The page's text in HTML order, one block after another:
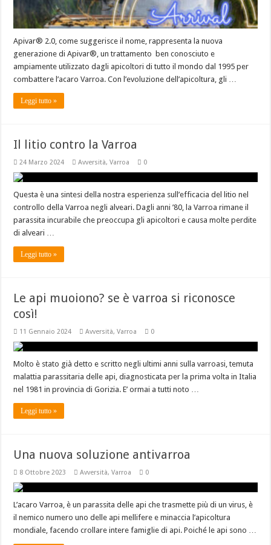
Apivar® 2.0, come suggerisce il nome, rappresenta la nuova
generazione di Apivar®, un trattamento ben conosciuto e
ampiamente utilizzato dagli apicoltori di tutto il mondo dal 1995 per
combattere l’acaro Varroa. Con l’evoluzione dell’apicoltura, gli …
Leggi tutto »
Il litio contro la Varroa
24 Marzo 2024 Avversità,Varroa 0
Questa è una sintesi della nostra esperienza sull’efficacia del litio nel
controllo della Varroa negli alveari. Dagli anni ’80, la Varroa rimane il
parassita incurabile che preoccupa gli apicoltori e causa molte perdite
di alveari …
Leggi tutto »
Le api muoiono? se è varroa si riconosce
così!
11 Gennaio 2024 Avversità,Varroa 0
Molto è stato già detto e scritto negli ultimi anni sulla varroasi, temuta
malattia parassitaria delle api, diagnosticata per la prima volta in Italia
nel 1981 in provincia di Gorizia. E’ ormai a tutti noto …
Leggi tutto »
Una nuova soluzione antivarroa
8 Ottobre 2023 Avversità,Varroa 0
L’acaro Varroa, è un parassita delle api che trasmette più di un virus, è
il nemico numero uno delle api mellifere e minaccia l’apicoltura
mondiale, facendo crollare intere famiglie di api. Poiché le api sono …